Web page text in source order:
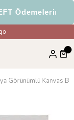
Ödemelerinde
Görünümlü Kanvas